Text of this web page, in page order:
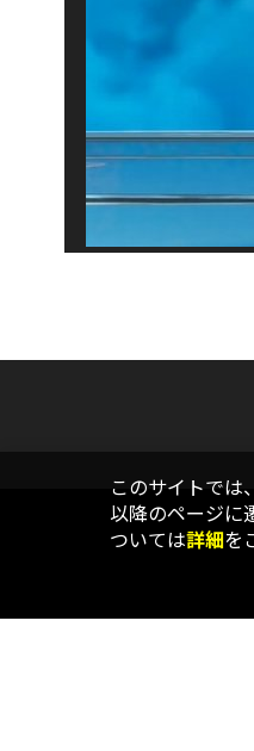
このサイトでは
以降のページに
ついては詳細を